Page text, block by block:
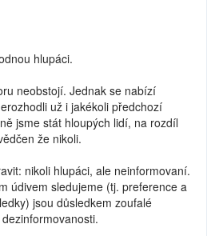
hlupáci.
neobstojí. Jednak se nabízí
už i jakékoli předchozí
jsme stát hloupých lidí, na rozdíl
že nikoli.
nikoli hlupáci, ale neinformovaní.
údivem sledujeme (tj. preference a
jsou důsledkem zoufalé